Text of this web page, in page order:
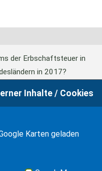
der Erbschaftsteuer in
in 2017?
verabschiedet
der
Inhalte / Cookies
Karten geladen